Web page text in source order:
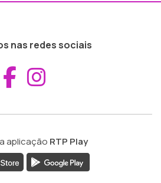
nas redes sociais
Aceder ao
aplicação RTP Play